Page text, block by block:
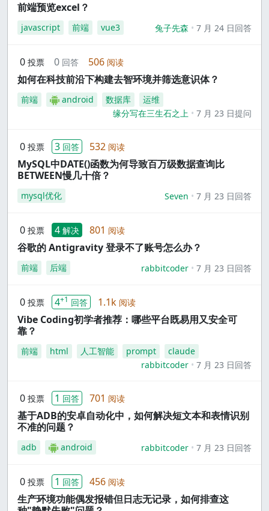
前端预览excel？
javascript 前端 vue3 兔子先森 7 月 24 日回答
0 投票 0 回答 506 阅读
如何在科技前沿下构建去智环境并筛选意识体？
前端 android 数据库
运维
缘分写在三生石之上
7 月 23 日提问
0 投票 3 回答 532 阅读
MySQL中DATE()函数为何导致百万级数据查询比
BETWEEN慢几十倍？
mysql优化 Seven 7 月 23 日回答
0 投票 4 解决 801 阅读
谷歌的 Antigravity 登录不了账号怎么办？
前端 后端 rabbitcoder 7 月 23 日回答
0 投票 4+1 回答 1.1k 阅读
Vibe Coding初学者推荐：哪些平台既易用又安全可
靠？
前端 html 人工智能 prompt
claude
rabbitcoder
7 月 23 日回答
0 投票 1 回答 701 阅读
基于ADB的安卓自动化中，如何解决短文本和表情识别
不准的问题？
adb android rabbitcoder 7 月 23 日回答
0 投票 1 回答 456 阅读
生产环境功能偶发报错但日志无记录，如何排查这